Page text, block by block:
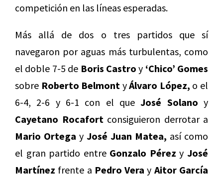
competición en las líneas esperadas.
Más allá de dos o tres partidos que sí
navegaron por aguas más turbulentas, como
el doble 7-5 de Boris Castro y ‘Chico’ Gomes
sobre Roberto Belmont yÁlvaro López, o el
6-4, 2-6 y 6-1 con el queJosé Solanoy
Cayetano Rocafortconsiguieron derrotar a
Mario Ortega y José Juan Matea, así como
el gran partido entre Gonzalo Pérez yJosé
Martínez frente a Pedro Vera y Aitor García